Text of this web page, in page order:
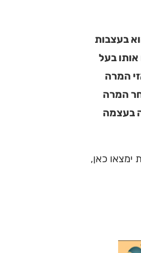
בעצבות
בעל
המרה
המרה
בעצמה
ימצאו כאן,